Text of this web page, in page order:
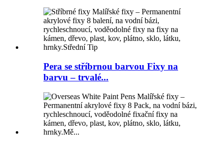
Pera se stříbrnou barvou Fixy na
barvu – trvalé...